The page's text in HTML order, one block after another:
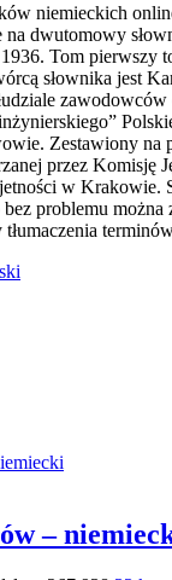
niemieckich
dwutomowy
Tom pierwszy
słownika jest
Zestawiony na
przez Komisję
w Krakowie.
problemu można
tłumaczenia
–